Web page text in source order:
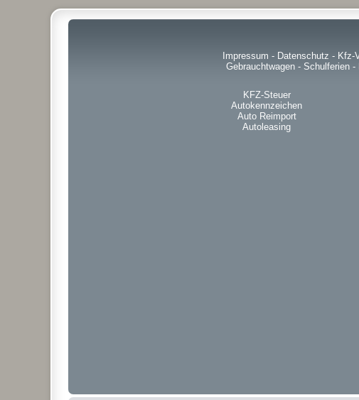
Impressum - Datenschutz - Kfz-
Gebrauchtwagen - Schulferien -
KFZ-Steuer
Autokennzeichen
Auto Reimport
Autoleasing